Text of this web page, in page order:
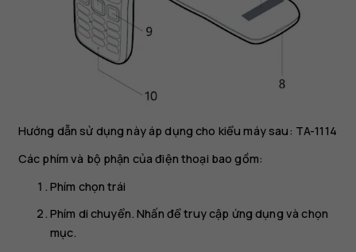
Hướng dẫn sử dụng này áp dụng cho kiểu máy sau: TA-1114
Các phím và bộ phận của điện thoại bao gồm:
Phím chọn trái
Phím di chuyển. Nhấn để truy cập ứng dụng và chọn
mục.